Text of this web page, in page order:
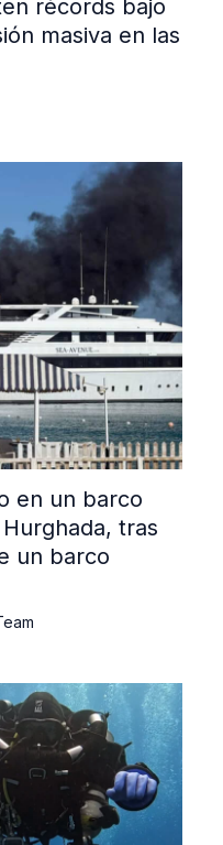
récords bajo
masiva en las
en un barco
tras
un barco